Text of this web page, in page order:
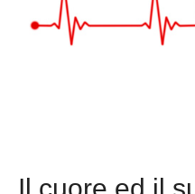
Il cuore ed il